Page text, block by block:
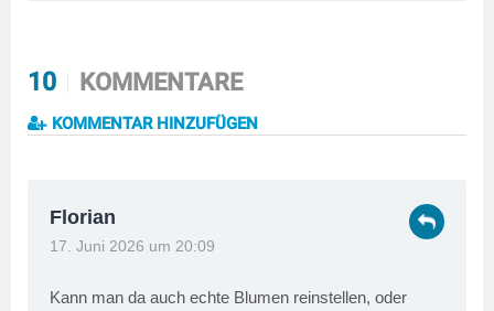
10 KOMMENTARE
KOMMENTAR HINZUFÜGEN
Florian
17. Juni 2026 um 20:09
Kann man da auch echte Blumen reinstellen, oder